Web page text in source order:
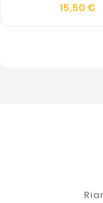
15,50 €